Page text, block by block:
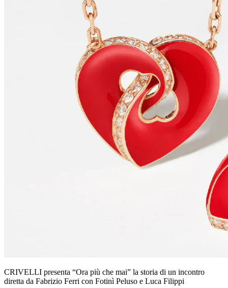
CRIVELLI presenta “Ora più che mai” la storia di un incontro
diretta da Fabrizio Ferri con Fotinì Peluso e Luca Filippi